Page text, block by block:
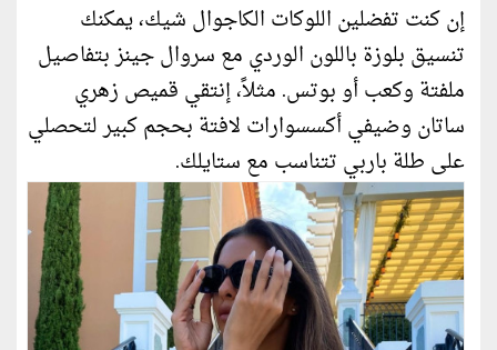
إن كنت تفضلين اللوكات الكاجوال شيك، يمكنك
تنسيق بلوزة باللون الوردي مع سروال جينز بتفاصيل
ملفتة وكعب أو بوتس. مثلاً، إنتقي قميص زهري
ساتان وضيفي أكسسوارات لافتة بحجم كبير لتحصلي
على طلة باربي تتناسب مع ستايلك.